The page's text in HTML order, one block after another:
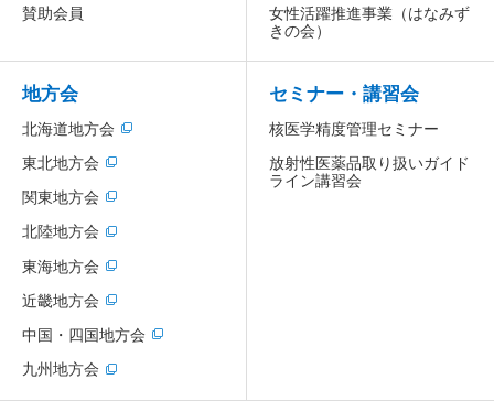
賛助会員
女性活躍推進事業 （はなみず
きの会）
地方会
北海道地方会
東北地方会
関東地方会
北陸地方会
東海地方会
近畿地方会
中国・四国地方会
九州地方会
セミナー・講習会
核医学精度管理セミナー
放射性医薬品取り扱いガイド
ライン講習会